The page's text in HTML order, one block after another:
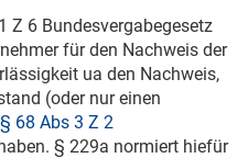
Z 6 Bundesvergabegesetz
für den Nachweis der
ua den Nachweis,
(oder nur einen
§ 68 Abs 3 Z 2
§ 229a normiert hiefür